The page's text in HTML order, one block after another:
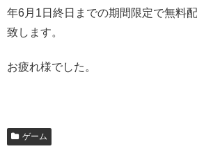
年6月1日終日までの期間限定で無料
致します。
お疲れ様でした。
ゲーム